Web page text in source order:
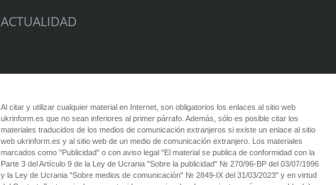
ACTUALIDAD
Al citar y utilizar cualquier material en Internet, son obligatorios los enlaces al sitio web
ukrinform.es que no sean inferiores al primer párrafo. Además, sólo es posible citar los
materiales traducidos de los medios de comunicación extranjeros si existe un enlace al sitio
web ukrinform.es y al sitio web de un medio de comunicación extranjero. Los materiales
marcados como "Publicidad" o con aviso legal "El material se publica de conformidad con la
Parte 3 del Artículo 9 de la Ley de Ucrania "Sobre la publicidad" № 270/96-ВР del 03/07/1996
y la Ley de Ucrania "Sobre medios de comunicación" № 2849-IX del 31/03/2023" y en virtud